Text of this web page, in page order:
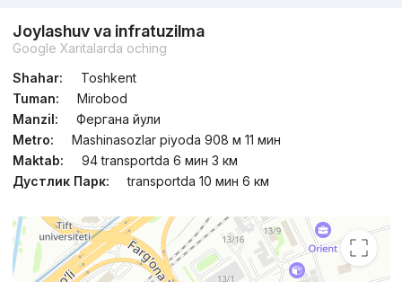
Joylashuv va infratuzilma
Google Xaritalarda oching
Shahar:
Toshkent
Tuman:
Mirobod
Manzil:
Фергана йули
Metro:
Mashinasozlar piyoda 908 м 11 мин
Maktab:
94 transportda 6 мин 3 км
Дустлик Парк:
transportda 10 мин 6 км